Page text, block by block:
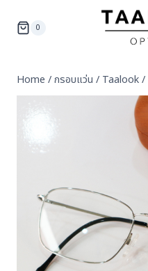
0
Home /กรอบแว่น / Taalook/